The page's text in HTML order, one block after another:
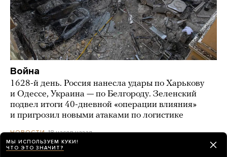
Война
1628-й день. Россия нанесла удары по Харькову
и Одессе, Украина — по Белгороду. Зеленский
подвел итоги 40-дневной «операции влияния»
и пригрозил новыми атаками по логистике
НОВОСТИ 18 часов назад
МЫ ИСПОЛЬЗУЕМ КУКИ!
ЧТО ЭТО ЗНАЧИТ?